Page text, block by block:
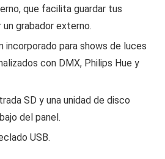
que facilita guardar tus
grabador externo.
incorporado para shows de luces
con DMX, Philips Hue y
SD y una unidad de disco
del panel.
USB.